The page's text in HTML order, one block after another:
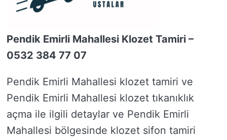
Pendik Emirli Mahallesi Klozet Tamiri –
0532 384 77 07
Pendik Emirli Mahallesi klozet tamiri ve
Pendik Emirli Mahallesi klozet tıkanıklık
açma ile ilgili detaylar ve Pendik Emirli
Mahallesi bölgesinde klozet sifon tamiri